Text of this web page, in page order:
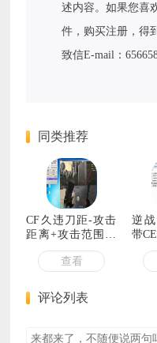
述内容。如果您喜
件，购买注册，得
致信E-mail：
同类推荐
CF久违刀距-攻击
距离+攻击范围刀
战专属
查看
逆
带
评论列表